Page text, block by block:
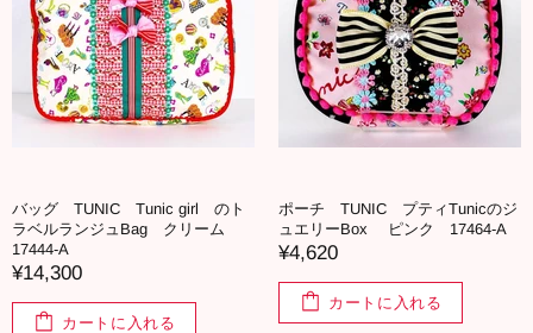
バッグ TUNIC Tunic girl のト
ラベルランジュBag クリーム
17444-A
¥14,300
カートに入れる
ポーチ TUNIC プティTunicのジ
ュエリーBox ピンク 17464-A
¥4,620
カートに入れる